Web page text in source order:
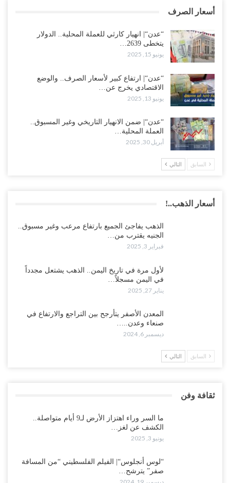
أسعار الصرف
“عدن“| انهيار كارثي للعملة المحلية.. الدولار
يتخطى 2639…
يونيو 15, 2025
“عدن“| ارتفاع كبير لأسعار الصرف.. والوضع
الاقتصادي يخرج عن…
يونيو 13, 2025
“عدن“| ضمن الانهيار التاريخي وغير المسبوق..
العملة المحلية…
أبريل 30, 2025
السابق التالي
أسعار الذهب..!
الذهب يفاجئ الجميع بارتفاع مرعب وغير مسبوق..
الجنيه يقترب من…
فبراير 3, 2025
لأول مرة في تاريخ اليمن.. الذهب يشتعل مجدداً
في اليمن مسجلاً…
يناير 27, 2025
المعدن الأصفر يتأرجح بين التراجع والارتفاع في
صنعاء وعدن..…
ديسمبر 6, 2024
السابق التالي
ثقافة وفن
ما السر وراء اهتزاز الأرض لـ9 أيام متواصلة..
الكشف عن لغز…
يونيو 3, 2025
“لوس أنجلوس“| الفيلم الفلسطيني “من المسافة
صفر” يترشح…